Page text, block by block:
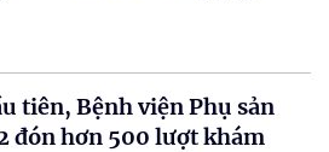
tiên, Bệnh viện Phụ sản
đón hơn 500 lượt khám